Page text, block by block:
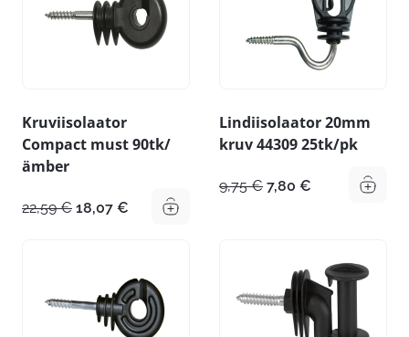
Kruviisolaator
Compact must 90tk/
ämber
22,59€ Algne
18,07 € Praegune
Lindiisolaator 20mm
kruv 44309 25tk/pk
9,75€ Algne
7,80 € Praegune